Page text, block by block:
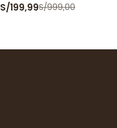
S/199,99S/999,00